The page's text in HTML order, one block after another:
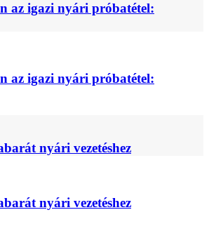
az igazi nyári próbatétel:
az igazi nyári próbatétel:
nyári vezetéshez
nyári vezetéshez